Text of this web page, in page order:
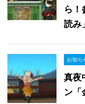
ら！
読み
お知ら
真夜
ン「